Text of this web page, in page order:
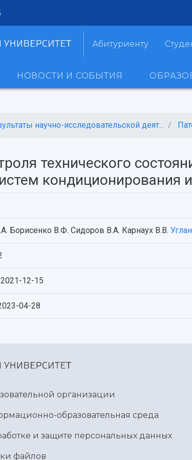
Абитуриенту
НОВОСТИ И СОБЫТИЯ
научно-исследовательской деят...
технического
кондиционирования
Борисенко В.Ф. Сидоров В.А. Карнаух В.В.
12-15
04-28
организации
образовательная среда
и защите персональных данных
файлов